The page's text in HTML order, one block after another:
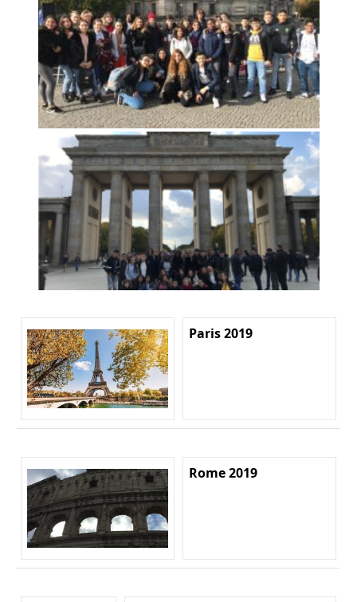
Paris 2019
Rome 2019